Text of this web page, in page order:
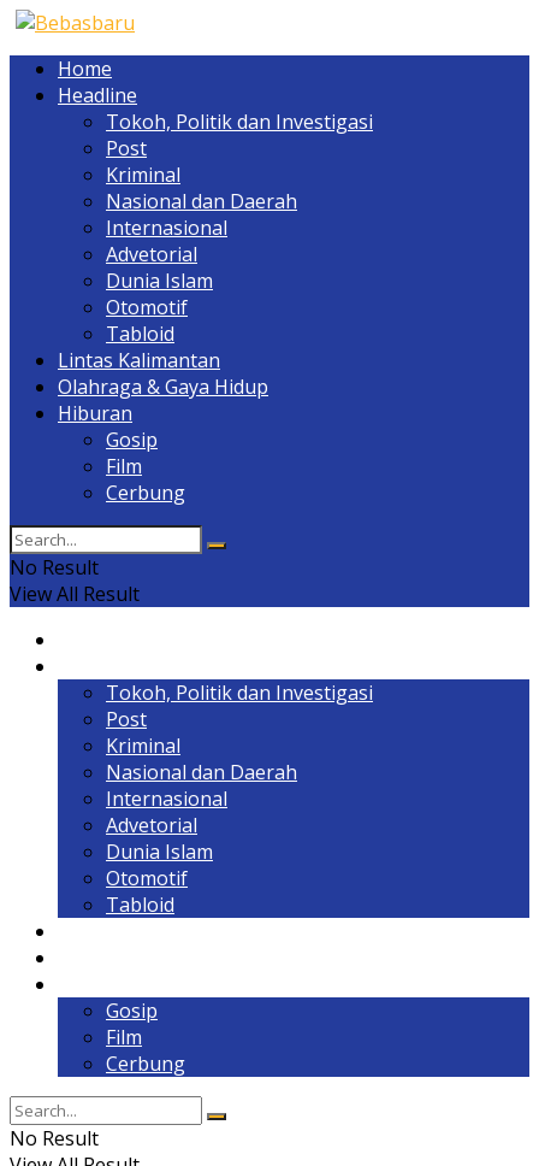
Home
Headline
Tokoh, Politik dan Investigasi
Post
Kriminal
Nasional dan Daerah
Internasional
Advetorial
Dunia Islam
Otomotif
Tabloid
Lintas Kalimantan
Olahraga & Gaya Hidup
Hiburan
Gosip
Film
Cerbung
No Result
View All Result
Tokoh, Politik dan Investigasi
Post
Kriminal
Nasional dan Daerah
Internasional
Advetorial
Dunia Islam
Otomotif
Tabloid
Gosip
Film
Cerbung
No Result